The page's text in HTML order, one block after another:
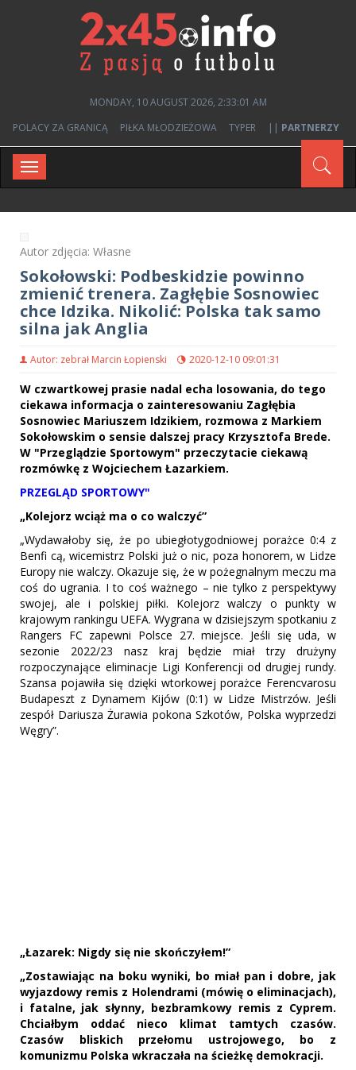
MONDAY, 10 AUGUST 2026, 2:33:01 AM
POLACY ZA GRANICĄ
PIŁKA MŁODZIEŻOWA TYPER || PARTNERZY
Toggle
navigation
Autor zdjęcia: Własne
Sokołowski: Podbeskidzie powinno
zmienić trenera. Zagłębie Sosnowiec
chce Idzika. Nikolić: Polska tak samo
silna jak Anglia
Autor: zebrał Marcin Łopienski 2020-12-10 09:01:31
W czwartkowej prasie nadal echa losowania, do tego
ciekawa informacja o zainteresowaniu Zagłębia
Sosnowiec Mariuszem Idzikiem, rozmowa z Markiem
Sokołowskim o sensie dalszej pracy Krzysztofa Brede.
W "Przeglądzie Sportowym" przeczytacie ciekawą
rozmówkę z Wojciechem Łazarkiem.
PRZEGLĄD SPORTOWY"
„Kolejorz wciąż ma o co walczyć”
„Wydawałoby się, że po ubiegłotygodniowej porażce 0:4 z
Benfi cą, wicemistrz Polski już o nic, poza honorem, w Lidze
Europy nie walczy. Okazuje się, że w pożegnalnym meczu ma
coś do ugrania. I to coś ważnego – nie tylko z perspektywy
swojej, ale i polskiej piłki. Kolejorz walczy o punkty w
krajowym rankingu UEFA. Wygrana w dzisiejszym spotkaniu z
Rangers FC zapewni Polsce 27. miejsce. Jeśli się uda, w
sezonie 2022/23 nasz kraj będzie miał trzy drużyny
rozpoczynające eliminacje Ligi Konferencji od drugiej rundy.
Szansa pojawiła się dzięki wtorkowej porażce Ferencvarosu
Budapeszt z Dynamem Kijów (0:1) w Lidze Mistrzów. Jeśli
zespół Dariusza Żurawia pokona Szkotów, Polska wyprzedzi
Węgry”.
„Łazarek: Nigdy się nie skończyłem!”
„Zostawiając na boku wyniki, bo miał pan i dobre, jak
wyjazdowy remis z Holendrami (mówię o eliminacjach),
i fatalne, jak słynny, bezbramkowy remis z Cyprem.
Chciałbym oddać nieco klimat tamtych czasów.
Czasów bliskich przełomu ustrojowego, bo z
komunizmu Polska wkraczała na ścieżkę demokracji.